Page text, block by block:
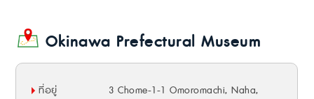
Okinawa Prefectural Museum
ที่อยู่
3 Chome-1-1 Omoromachi, Naha,